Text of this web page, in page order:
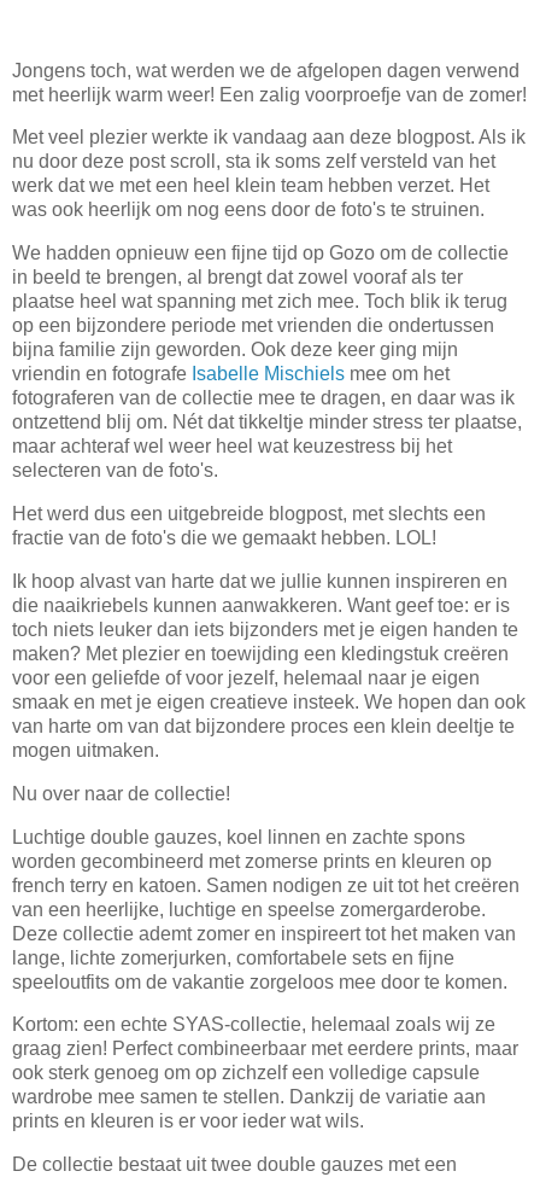
Jongens toch, wat werden we de afgelopen dagen verwend
met heerlijk warm weer! Een zalig voorproefje van de zomer!
Met veel plezier werkte ik vandaag aan deze blogpost. Als ik
nu door deze post scroll, sta ik soms zelf versteld van het
werk dat we met een heel klein team hebben verzet. Het
was ook heerlijk om nog eens door de foto's te struinen.
We hadden opnieuw een fijne tijd op Gozo om de collectie
in beeld te brengen, al brengt dat zowel vooraf als ter
plaatse heel wat spanning met zich mee. Toch blik ik terug
op een bijzondere periode met vrienden die ondertussen
bijna familie zijn geworden. Ook deze keer ging mijn
vriendin en fotografe Isabelle Mischiels mee om het
fotograferen van de collectie mee te dragen, en daar was ik
ontzettend blij om. Nét dat tikkeltje minder stress ter plaatse,
maar achteraf wel weer heel wat keuzestress bij het
selecteren van de foto's.
Het werd dus een uitgebreide blogpost, met slechts een
fractie van de foto's die we gemaakt hebben. LOL!
Ik hoop alvast van harte dat we jullie kunnen inspireren en
die naaikriebels kunnen aanwakkeren. Want geef toe: er is
toch niets leuker dan iets bijzonders met je eigen handen te
maken? Met plezier en toewijding een kledingstuk creëren
voor een geliefde of voor jezelf, helemaal naar je eigen
smaak en met je eigen creatieve insteek. We hopen dan ook
van harte om van dat bijzondere proces een klein deeltje te
mogen uitmaken.
Nu over naar de collectie!
Luchtige double gauzes, koel linnen en zachte spons
worden gecombineerd met zomerse prints en kleuren op
french terry en katoen. Samen nodigen ze uit tot het creëren
van een heerlijke, luchtige en speelse zomergarderobe.
Deze collectie ademt zomer en inspireert tot het maken van
lange, lichte zomerjurken, comfortabele sets en fijne
speeloutfits om de vakantie zorgeloos mee door te komen.
Kortom: een echte SYAS-collectie, helemaal zoals wij ze
graag zien! Perfect combineerbaar met eerdere prints, maar
ook sterk genoeg om op zichzelf een volledige capsule
wardrobe mee samen te stellen. Dankzij de variatie aan
prints en kleuren is er voor ieder wat wils.
De collectie bestaat uit twee double gauzes met een